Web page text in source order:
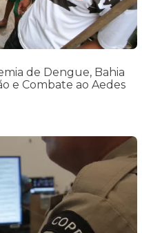
de Dengue, Bahia
e Combate ao Aedes